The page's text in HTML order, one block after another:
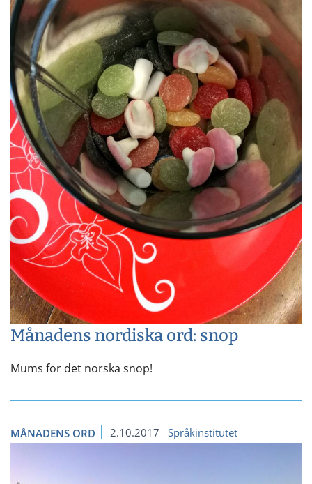
Månadens nordiska ord: snop
Mums för det norska snop!
MÅNADENS ORD 2.10.2017 Språkinstitutet